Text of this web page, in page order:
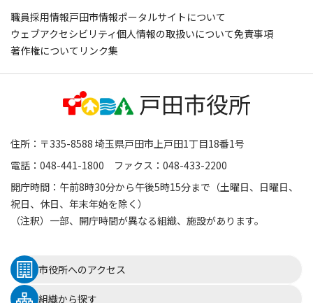
職員採用情報戸田市情報ポータルサイトについて
ウェブアクセシビリティ個人情報の取扱いについて免責事項
著作権について リンク集
住所：〒335-8588 埼玉県戸田市上戸田1丁目18番1号
電話：048-441-1800 ファクス：048-433-2200
開庁時間：午前8時30分から午後5時15分まで（土曜日、日曜日、
祝日、休日、年末年始を除く）
（注釈）一部、開庁時間が異なる組織、施設があります。
市役所へのアクセス
組織から探す